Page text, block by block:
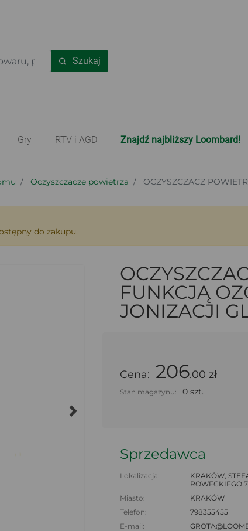
Szukaj
Gry RTV i AGD Znajdź najbliższy Loombard!
Oczyszczacze powietrza OCZYSZCZACZ
do zakupu.
FUNKCJĄ
JONIZACJI
Cena: 206.00 zł
Stan magazynu: 0 szt.
Sprzedawca
Lokalizacja:
KRAKÓW,
ROWECKIEGO
Miasto:
KRAKÓW
Telefon:
798355455
E-mail: